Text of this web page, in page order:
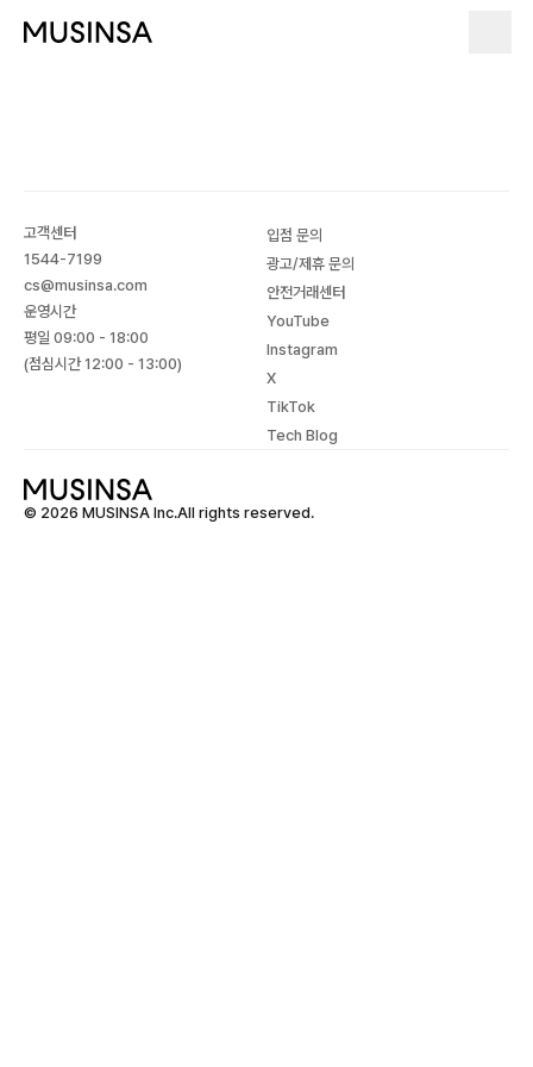
고객센터
1544-7199
cs@musinsa.com
운영시간
평일 09:00 - 18:00
(점심시간 12:00 - 13:00)
입점 문의
광고/제휴 문의
안전거래센터
YouTube
Instagram
X
TikTok
Tech Blog
© 2026 MUSINSA Inc.All rights reserved.